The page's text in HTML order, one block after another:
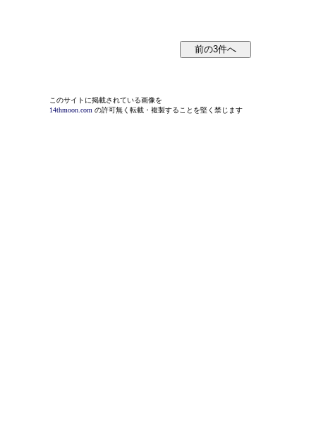
このサイトに掲載されている画像を
14thmoon.com の許可無く転載・複製することを堅く禁じます